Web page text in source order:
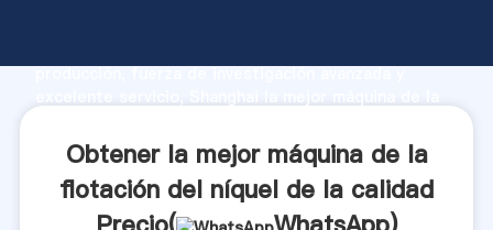
producción, fuerza de investigación avanzada y
valor y aporta valores a todos los clientes.
Obtener la mejor máquina de la
flotación del níquel de la calidad